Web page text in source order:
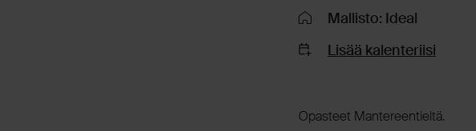
Mallisto: Ideal
Lisää kalenteriisi
Opasteet Mantereentieltä.